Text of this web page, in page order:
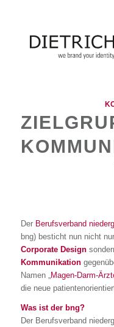
Der Berufsverband
bng) besticht nun nicht
Corporate Design
Kommunikation
Namen „Magen-Darm-
die neue
Was ist der bng?
Der Berufsverband